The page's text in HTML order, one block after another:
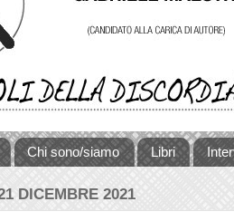
Chi sono/siamo Libri
DICEMBRE 2021